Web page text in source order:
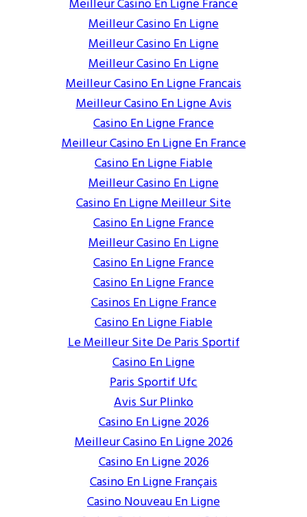
Meilleur Casino En Ligne France
Meilleur Casino En Ligne
Meilleur Casino En Ligne
Meilleur Casino En Ligne
Meilleur Casino En Ligne Francais
Meilleur Casino En Ligne Avis
Casino En Ligne France
Meilleur Casino En Ligne En France
Casino En Ligne Fiable
Meilleur Casino En Ligne
Casino En Ligne Meilleur Site
Casino En Ligne France
Meilleur Casino En Ligne
Casino En Ligne France
Casino En Ligne France
Casinos En Ligne France
Casino En Ligne Fiable
Le Meilleur Site De Paris Sportif
Casino En Ligne
Paris Sportif Ufc
Avis Sur Plinko
Casino En Ligne 2026
Meilleur Casino En Ligne 2026
Casino En Ligne 2026
Casino En Ligne Français
Casino Nouveau En Ligne